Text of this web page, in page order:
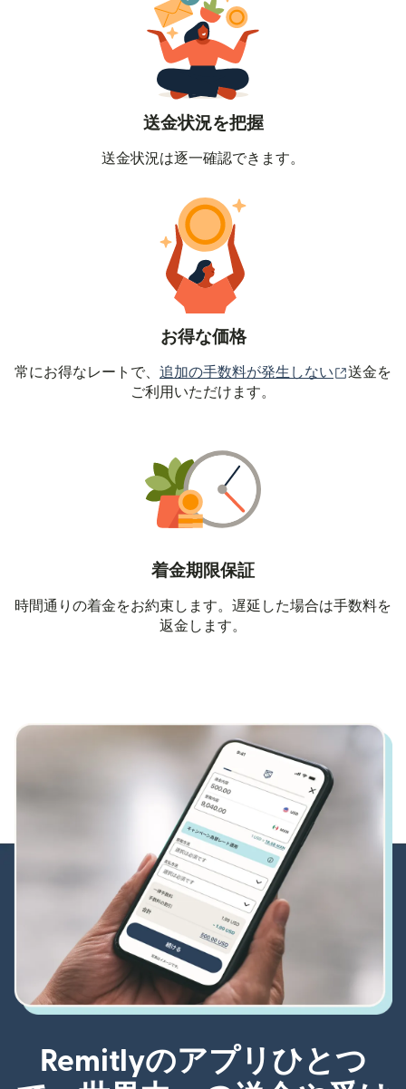
送金状況を把握
送金状況は逐一確認できます。
お得な価格
常にお得なレートで、 追加の手数料が発生しない （別ウ
送金を
ご利用いただけます。
着金期限保証
時間通りの着金をお約束します。遅延した場合は手数料を
返金します。
Remitlyのアプリひとつ